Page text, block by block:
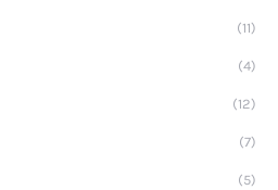
(11)
(4)
(12)
(7)
(5)